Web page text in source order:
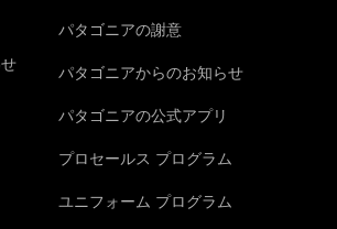
パタゴニアの謝意
パタゴニアからのお知らせ
パタゴニアの公式アプリ
プロセールス プログラム
ユニフォーム プログラム